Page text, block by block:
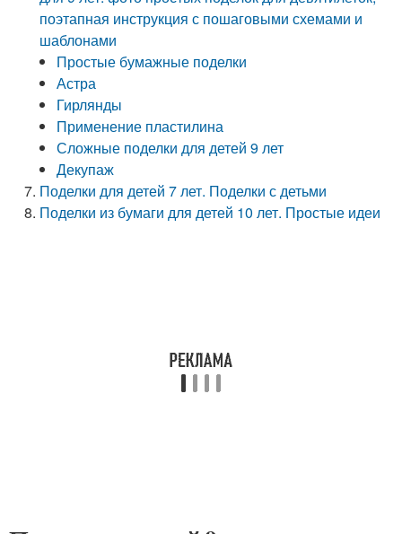
поэтапная инструкция с пошаговыми схемами и
шаблонами
Простые бумажные поделки
Астра
Гирлянды
Применение пластилина
Сложные поделки для детей 9 лет
Декупаж
Поделки для детей 7 лет. Поделки с детьми
Поделки из бумаги для детей 10 лет. Простые идеи